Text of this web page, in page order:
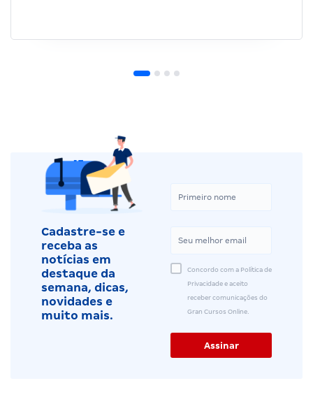
Cadastre-se e
receba as
notícias em
destaque da
semana, dicas,
novidades e
muito mais.
Concordo com a Política de
Privacidade e aceito
receber comunicações do
Gran Cursos Online.